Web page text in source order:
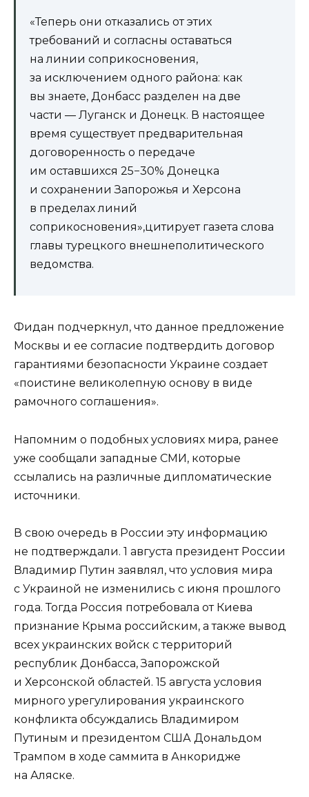
«Теперь они отказались от этих
требований и согласны оставаться
на линии соприкосновения,
за исключением одного района: как
вы знаете, Донбасс разделен на две
части — Луганск и Донецк. В настоящее
время существует предварительная
договоренность о передаче
им оставшихся 25−30% Донецка
и сохранении Запорожья и Херсона
в пределах линий
соприкосновения»,цитирует газета слова
главы турецкого внешнеполитического
ведомства.
Фидан подчеркнул, что данное предложение
Москвы и ее согласие подтвердить договор
гарантиями безопасности Украине создает
«поистине великолепную основу в виде
рамочного соглашения».
Напомним о подобных условиях мира, ранее
уже сообщали западные СМИ, которые
ссылались на различные дипломатические
источники.
В свою очередь в России эту информацию
не подтверждали. 1 августа президент России
Владимир Путин заявлял, что условия мира
с Украиной не изменились с июня прошлого
года. Тогда Россия потребовала от Киева
признание Крыма российским, а также вывод
всех украинских войск с территорий
республик Донбасса, Запорожской
и Херсонской областей. 15 августа условия
мирного урегулирования украинского
конфликта обсуждались Владимиром
Путиным и президентом США Дональдом
Трампом в ходе саммита в Анкоридже
на Аляске.